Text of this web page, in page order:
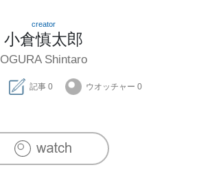
creator
小倉慎太郎
OGURA Shintaro
記事 0 ウオッチャー 0